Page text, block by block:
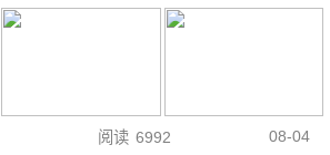
阅读 6992 08-04